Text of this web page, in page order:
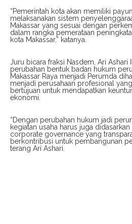
“Pemerintah kota akan memiliki
melaksanakan sistem
Makassar yang sesuai dengan
dalam rangka pemerataan
kota Makassar,” katanya.
Juru bicara fraksi Nasdem, Ari Ashari
perubahan bentuk badan hukum
Makassar Raya menjadi Perumda
menjadi perusahaan profesional
bertujuan untuk mendapatkan
ekonomi.
“Dengan perubahan hukum jadi
kegiatan usaha harus juga
corporate governance yang
berkontribusi untuk pembangunan
terang Ari Ashari.